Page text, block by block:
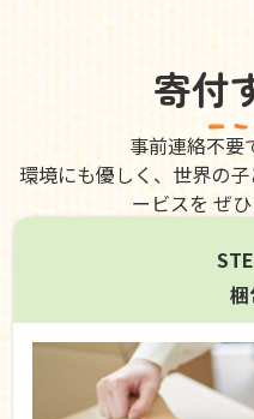
寄付
事前連絡不要
環境にも優しく、世界の
ービスを ぜ
梱